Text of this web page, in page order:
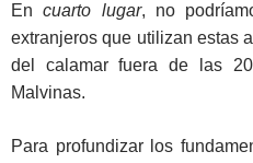
Encuarto lugar, no
extranjeros que utilizan estas
del calamar fuera de las
Malvinas.
Para profundizar los